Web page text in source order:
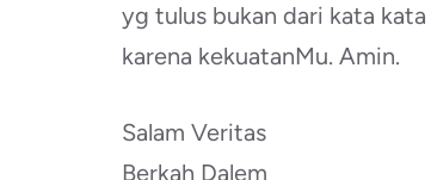
yg tulus bukan dari kata
karena kekuatanMu. Amin.
Salam Veritas
Berkah Dalem